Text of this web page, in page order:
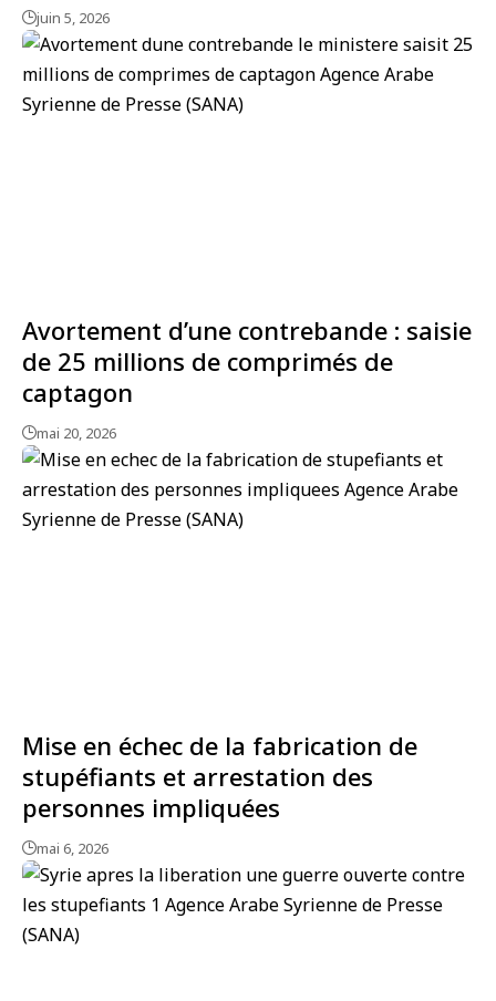
juin 5, 2026
Avortement d’une contrebande : saisie
de 25 millions de comprimés de
captagon
mai 20, 2026
Mise en échec de la fabrication de
stupéfiants et arrestation des
personnes impliquées
mai 6, 2026